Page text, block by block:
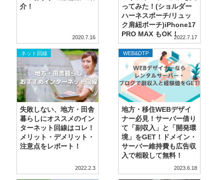
介！
2020.7.16
ってみた！(ショルダー
ハーネスポーチ/リュッ
ク肩紐ポーチ)iPhone17
PRO MAX もOK！2022.7.17
失敗しない、地方・田舎
暮らしにオススメのイン
ターネット回線はコレ！
メリット・デメリット・
注意点をレポート！
2022.2.3
ネット回線
地方・移住WEBデザイ
ナー必見！サーバー借り
て「副収入」と「開発環
境」をGET！ドメイン・
サーバー維持費も広告収
入で相殺して無料！
2023.6.18
WordPress
,
WEB&DTP